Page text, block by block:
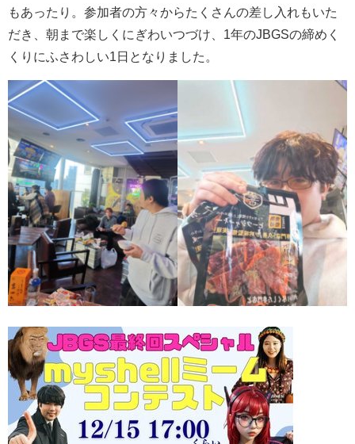
もあったり。参加者の方々からたくさんの差し入れもいた
だき、朝まで楽しくにぎわいつづけ、1年のJBGSの締めく
くりにふさわしい1日となりました。